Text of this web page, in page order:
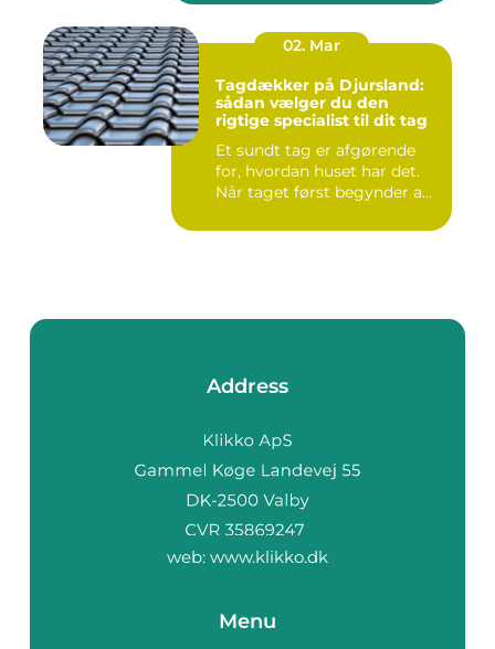
02. Mar
Tagdækker på Djursland:
sådan vælger du den
rigtige specialist til dit tag
Et sundt tag er afgørende
for, hvordan huset har det.
Når taget først begynder a...
Address
web: www.klikko.dk
Menu